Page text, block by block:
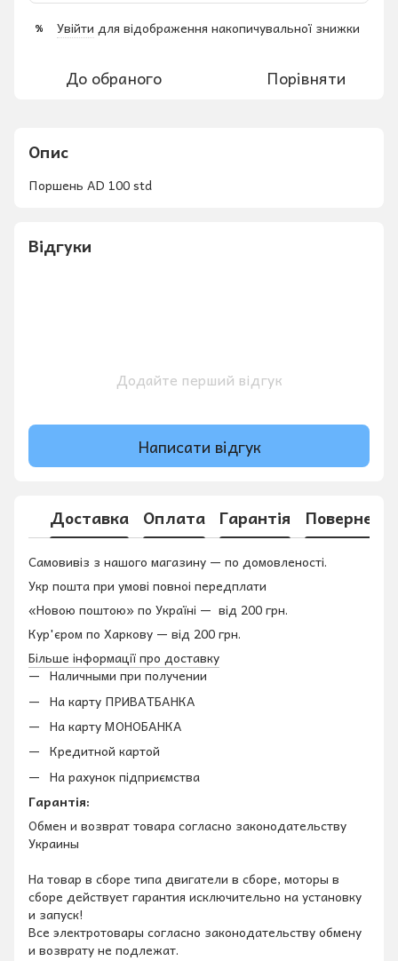
% Увійти для відображення накопичувальної знижки
До обраного Порівняти
Опис
Поршень AD 100 std
Відгуки
Додайте перший відгук
Написати відгук
Доставка Оплата Гарантія
Самовивіз з нашого магазину — по домовленості.
Укр пошта при умові повноі передплати
«Новою поштою» по Україні — від 200 грн.
Кур'єром по Харкову — від 200 грн.
Більше інформації про доставку
Наличными при получении
На карту ПРИВАТБАНКА
На карту МОНОБАНКА
Кредитной картой
На рахунок підприємства
Гарантія:
Обмен и возврат товара согласно законодательству
Украины
На товар в сборе типа двигатели в сборе, моторы в
сборе действует гарантия исключительно на установку
и запуск!
Все электротовары согласно законодательству обмену
и возврату не подлежат.